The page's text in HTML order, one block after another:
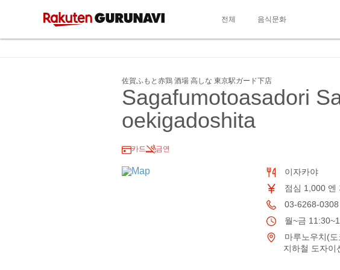
전체 음식문화
佐賀ふもと赤鶏 酒場 高しな 東京駅ガード下店
Sagafumotoasadori
oekigadoshita
카드 금연
이자카야
점심 1,000 엔
03-6268-
월~금
마루노우치(도
지하철 도자이